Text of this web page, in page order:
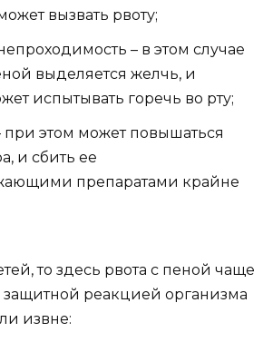
вызвать рвоту;
– в этом случае
выделяется желчь, и
испытывать горечь во рту;
при этом может повышаться
и сбить ее
препаратами крайне
то здесь рвота с пеной чаще
защитной реакцией организма
извне: